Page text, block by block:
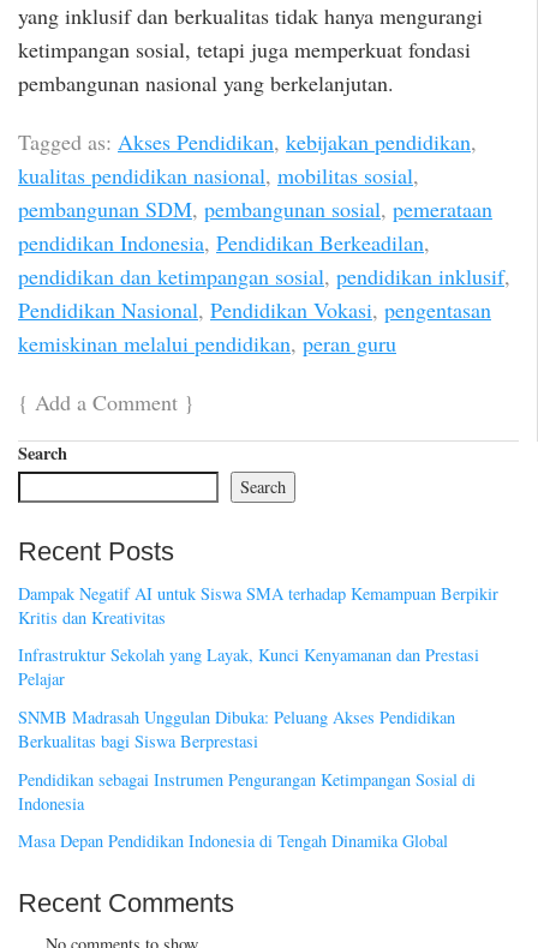
yang inklusif dan berkualitas tidak hanya mengurangi
ketimpangan sosial, tetapi juga memperkuat fondasi
pembangunan nasional yang berkelanjutan.
Tagged as: Akses Pendidikan, kebijakan pendidikan,
kualitas pendidikan nasional, mobilitas sosial,
pembangunan SDM, pembangunan sosial, pemerataan
pendidikan Indonesia, Pendidikan Berkeadilan,
pendidikan dan ketimpangan sosial, pendidikan inklusif,
Pendidikan Nasional, Pendidikan Vokasi, pengentasan
kemiskinan melalui pendidikan, peran guru
{ Add a Comment }
Search
Search
Recent Posts
Dampak Negatif AI untuk Siswa SMA terhadap Kemampuan Berpikir
Kritis dan Kreativitas
Infrastruktur Sekolah yang Layak, Kunci Kenyamanan dan Prestasi
Pelajar
SNMB Madrasah Unggulan Dibuka: Peluang Akses Pendidikan
Berkualitas bagi Siswa Berprestasi
Pendidikan sebagai Instrumen Pengurangan Ketimpangan Sosial di
Indonesia
Masa Depan Pendidikan Indonesia di Tengah Dinamika Global
Recent Comments